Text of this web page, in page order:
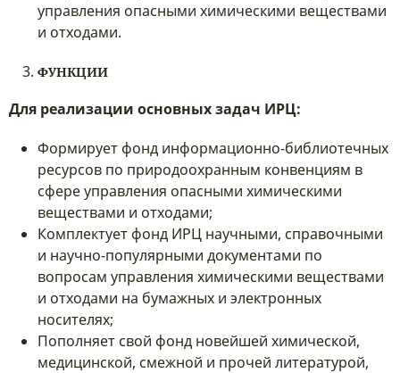
управления опасными химическими веществами
и отходами.
ФУНКЦИИ
Для реализации основных задач ИРЦ:
Формирует фонд информационно-библиотечных
ресурсов по природоохранным конвенциям в
сфере управления опасными химическими
веществами и отходами;
Комплектует фонд ИРЦ научными, справочными
и научно-популярными документами по
вопросам управления химическими веществами
и отходами на бумажных и электронных
носителях;
Пополняет свой фонд новейшей химической,
медицинской, смежной и прочей литературой,